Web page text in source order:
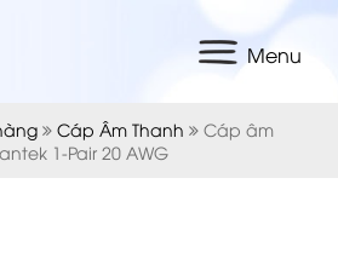
Menu
Cáp Âm Thanh
Cáp âm
1-Pair 20 AWG